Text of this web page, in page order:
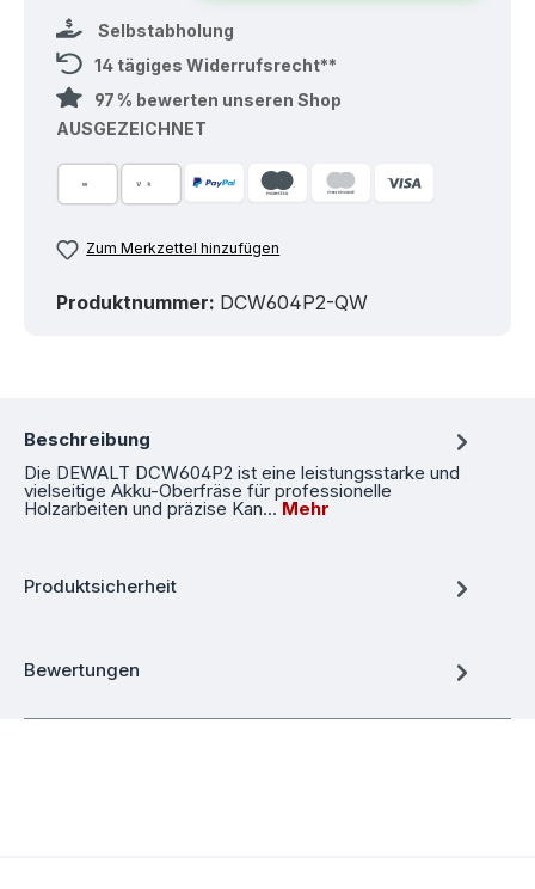
Selbstabholung
14 tägiges Widerrufsrecht**
97 % bewerten unseren Shop
AUSGEZEICHNET
Zum Merkzettel hinzufügen
Produktnummer: DCW604P2-QW
Beschreibung
Die DEWALT DCW604P2 ist eine leistungsstarke und
vielseitige Akku-Oberfräse für professionelle
Holzarbeiten und präzise Kan… Mehr
Produktsicherheit
Bewertungen